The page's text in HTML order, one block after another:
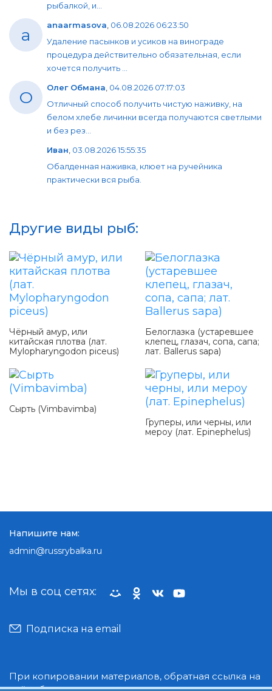
рыбалкой, и...
a anaarmasova, 06.08.2026 06:23:50
Удаление пасынков и усиков на винограде
процедура действительно обязательная, если
хочется получить ...
О Олег Обмана, 04.08.2026 07:17:03
Отличный способ получить чистую наживку, на
белом хлебе личинки всегда получаются светлыми
и без рез...
Иван, 03.08.2026 15:55:35
Обалденная наживка, клюет на ручейника
практически вся рыба.
Другие виды рыб:
Чёрный амур, или
китайская плотва (лат.
Mylopharyngodon piceus)
Белоглазка (устаревшее
клепец, глазач, сопа, сапа;
лат. Ballerus sapa)
Сырть (Vimbavimba)
Груперы, или черны, или
мероу (лат. Epinephelus)
При копировании материалов, обратная ссылка на
Мы в соц сетях:
Подписка на email
Напишите нам:
admin@russrybalka.ru